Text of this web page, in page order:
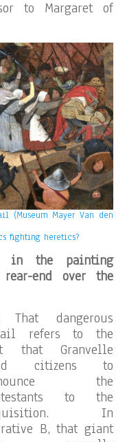
to Margaret of
(Museum Mayer Van den
fighting heretics?
in the painting
end over the
That dangerous
refers to the
that Granvelle
citizens to
the
to the
In
B, that giant